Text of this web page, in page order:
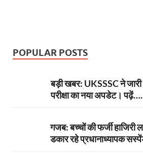
POPULAR POSTS
बड़ी खबर: UKSSSC ने जारी
परीक्षा का नया अपडेट। पढ़ें….
गजब: बच्चों की फर्जी हाजिरी
डकार रहे प्रधानाध्यापक